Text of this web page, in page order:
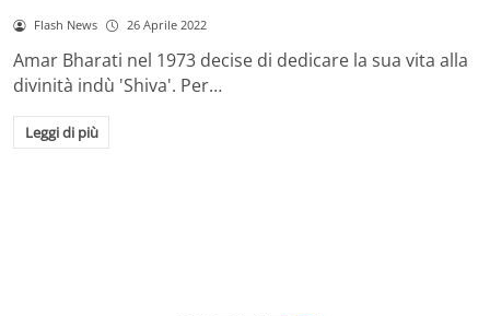
Flash News 26 Aprile 2022
Amar Bharati nel 1973 decise di dedicare la sua vita alla
divinità indù 'Shiva'. Per…
Leggi di più